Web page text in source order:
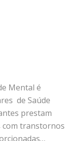
Mental é
de Saúde
prestam
com transtornos